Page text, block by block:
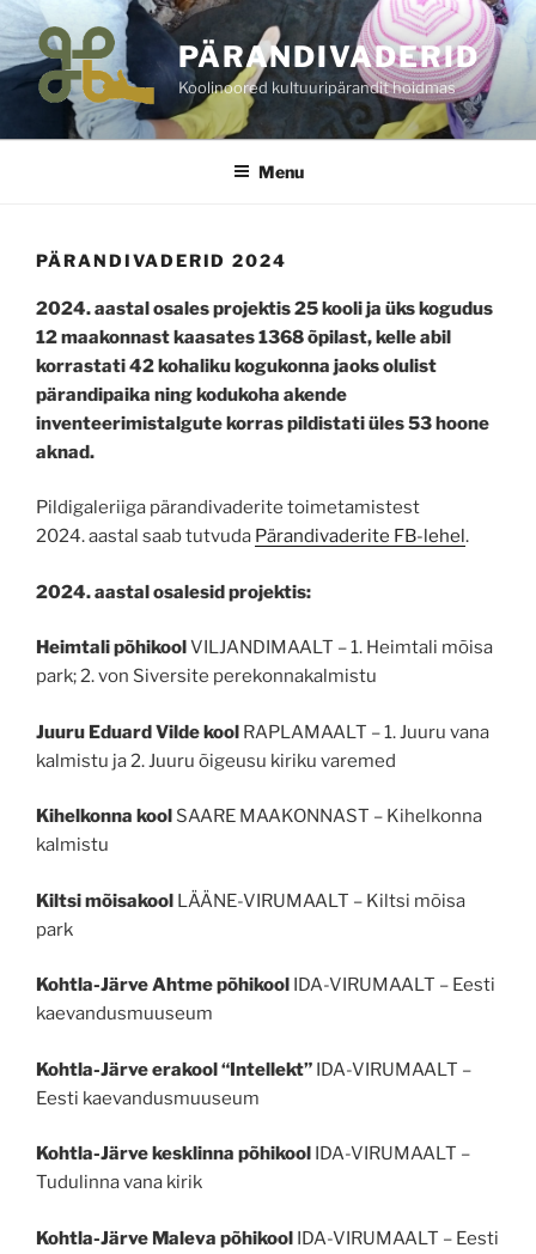
Skip
to
content
PÄRANDIVADERID
Koolinoored kultuuripärandit hoidmas
Menu
PÄRANDIVADERID 2024
2024. aastal osales projektis 25 kooli ja üks kogudus
12 maakonnast kaasates 1368 õpilast, kelle abil
korrastati 42 kohaliku kogukonna jaoks olulist
pärandipaika ning kodukoha akende
inventeerimistalgute korras pildistati üles 53 hoone
aknad.
Pildigaleriiga pärandivaderite toimetamistest
2024. aastal saab tutvuda Pärandivaderite FB-lehel .
2024. aastal osalesid projektis:
Heimtali põhikool VILJANDIMAALT – 1. Heimtali mõisa
park; 2. von Siversite perekonnakalmistu
Juuru Eduard Vilde kool RAPLAMAALT – 1. Juuru vana
kalmistu ja 2. Juuru õigeusu kiriku varemed
Kihelkonna kool SAARE MAAKONNAST – Kihelkonna
kalmistu
Kiltsi mõisakool LÄÄNE-VIRUMAALT – Kiltsi mõisa
park
Kohtla-Järve Ahtme põhikool
IDA-VIRUMAALT – Eesti
kaevandusmuuseum
Kohtla-Järve erakool “Intellekt” IDA-VIRUMAALT –
Eesti kaevandusmuuseum
Kohtla-Järve kesklinna põhikool
IDA-VIRUMAALT –
Tudulinna vana kirik
Kohtla-Järve Maleva põhikool IDA-VIRUMAALT – Eesti